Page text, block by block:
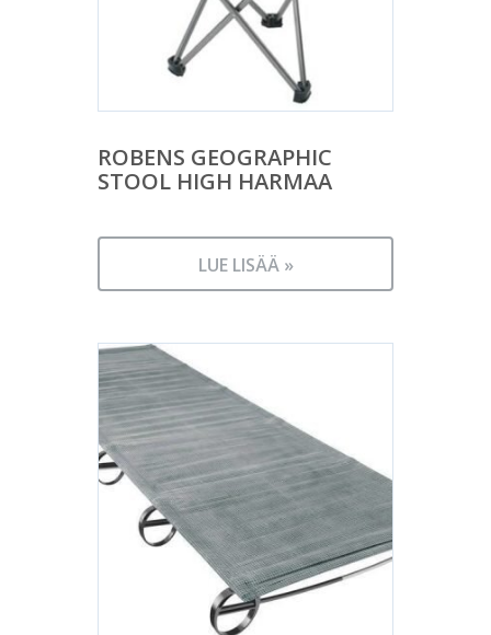
ROBENS GEOGRAPHIC
STOOL HIGH HARMAA
LUE LISÄÄ »